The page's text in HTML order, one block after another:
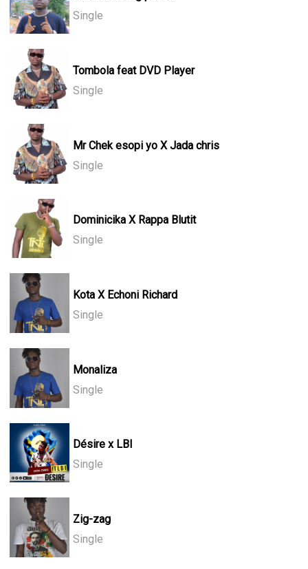
Single
Tombola feat DVD Player
Single
Mr Chek esopi yo X Jada chris
Single
Dominicika X Rappa Blutit
Single
Kota X Echoni Richard
Single
Monaliza
Single
Désire x LBI
Single
Zig-zag
Single